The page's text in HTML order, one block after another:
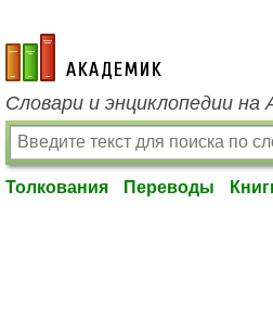
academic.ru
Словари и энциклопедии на
Толкования Переводы